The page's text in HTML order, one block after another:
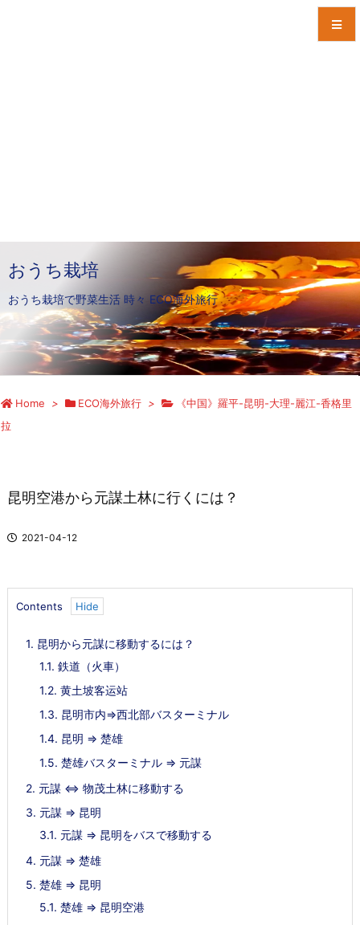
おうち栽培
おうち栽培で野菜生活 時々 ECO海外旅行
検索
Home > ECO海外旅行 >
《中国》羅平-昆明-大理-麗江-香格里
拉
昆明空港から元謀土林に行くには？
2021-04-12
Contents
1. 昆明から元謀に移動するには？
1.1. 鉄道（火車）
1.2. 黄土坡客运站
1.3. 昆明市内⇒西北部バスターミナル
1.4. 昆明 ⇒ 楚雄
1.5. 楚雄バスターミナル ⇒ 元謀
2. 元謀 ⇔ 物茂土林に移動する
3. 元謀 ⇒ 昆明
3.1. 元謀 ⇒ 昆明をバスで移動する
4. 元謀 ⇒ 楚雄
5. 楚雄 ⇒ 昆明
5.1. 楚雄 ⇒ 昆明空港